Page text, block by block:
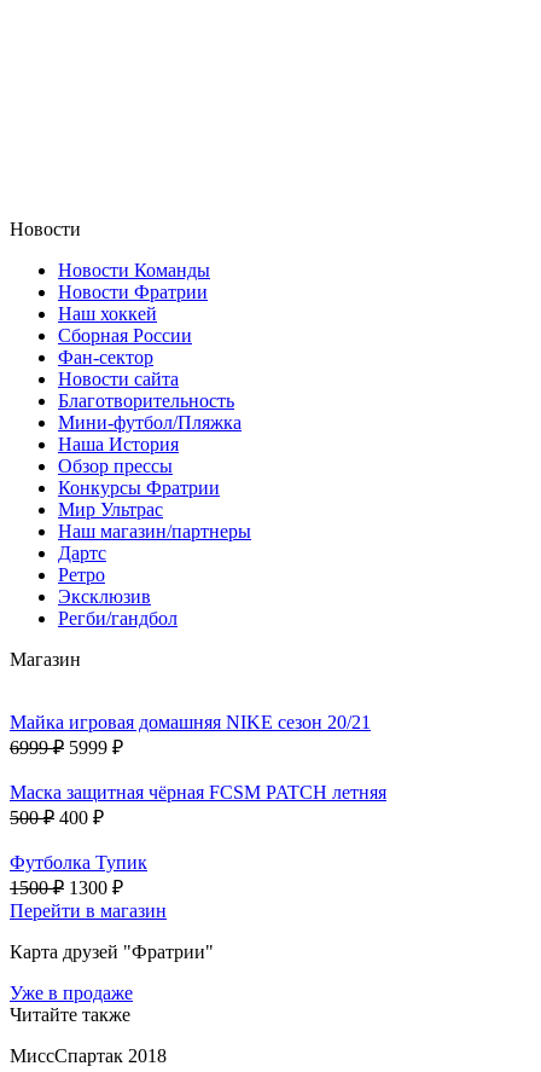
Новости
Новости Команды
Новости Фратрии
Наш хоккей
Сборная России
Фан-cектор
Новости сайта
Благотворительность
Мини-футбол/Пляжка
Наша История
Обзор прессы
Конкурсы Фратрии
Мир Ультрас
Наш магазин/партнеры
Дартс
Ретро
Эксклюзив
Регби/гандбол
Магазин
Майка игровая домашняя NIKE сезон 20/21
6999 ₽ 5999 ₽
Маска защитная чёрная FCSM PATCH летняя
500 ₽ 400 ₽
Футболка Тупик
1500 ₽ 1300 ₽
Перейти в магазин
Карта друзей "Фратрии"
Уже в продаже
Читайте также
МиссСпартак 2018